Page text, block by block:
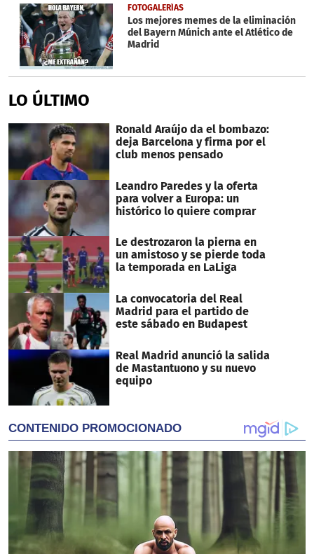
FOTOGALERÍAS
Los mejores memes de la eliminación
del Bayern Múnich ante el Atlético de
Madrid
LO ÚLTIMO
Ronald Araújo da el bombazo:
deja Barcelona y firma por el
club menos pensado
Leandro Paredes y la oferta
para volver a Europa: un
histórico lo quiere comprar
Le destrozaron la pierna en
un amistoso y se pierde toda
la temporada en LaLiga
La convocatoria del Real
Madrid para el partido de
este sábado en Budapest
Real Madrid anunció la salida
de Mastantuono y su nuevo
equipo